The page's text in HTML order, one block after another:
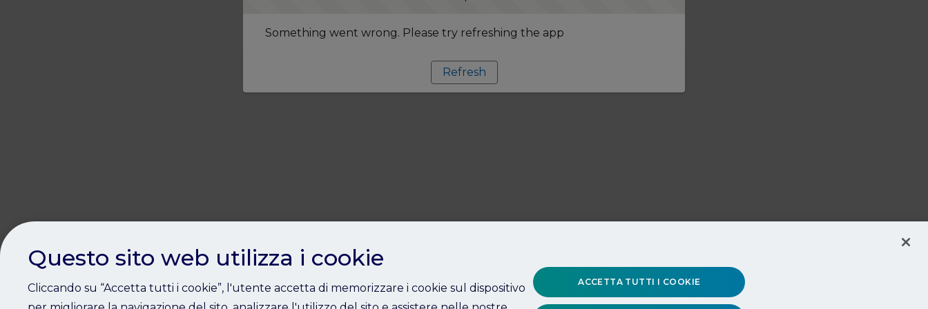
Something went wrong. Please try refreshing the app
Refresh
Questo sito web utilizza i cookie
Cliccando su “Accetta tutti i cookie”, l'utente accetta di memorizzare i cookie sul dispositivo
ACCETTA TUTTI I COOKIE